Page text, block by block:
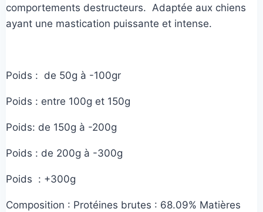
comportements destructeurs. Adaptée aux chiens
ayant une mastication puissante et intense.
Poids : de 50g à -100gr
Poids : entre 100g et 150g
Poids: de 150g à -200g
Poids : de 200g à -300g
Poids : +300g
Composition : Protéines brutes : 68.09% Matières